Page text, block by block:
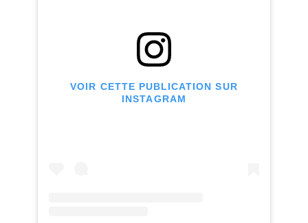
VOIR CETTE PUBLICATION SUR
INSTAGRAM